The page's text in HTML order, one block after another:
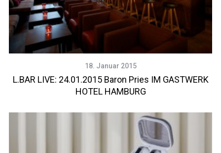
18. Januar 2015
L.BAR LIVE: 24.01.2015 Baron Pries IM GASTWERK
HOTEL HAMBURG